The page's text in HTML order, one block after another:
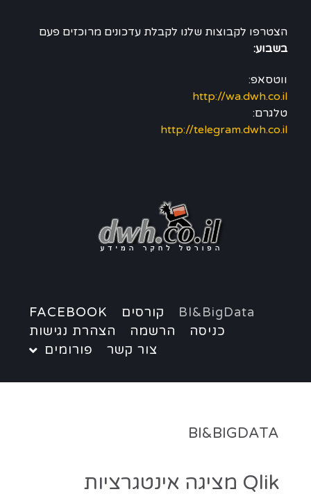
הצטרפו לקבוצות שלנו לקבלת עדכונים מרוכזים פעם
בשבוע:
ווטסאפ:
http://wa.dwh.co.il
טלגרם:
http://telegram.dwh.co.il
BI&BigData קורסים
FACEBOOK
כניסה
הרשמה
הצהרת נגישות
צור קשר
פורומים
BI&BIGDATA
Qlik מציגה אינטגרציות